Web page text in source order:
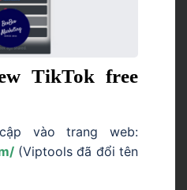
TikTok free
vào trang web:
(Viptools đã đổi tên